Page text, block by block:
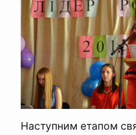
Наступним етапом